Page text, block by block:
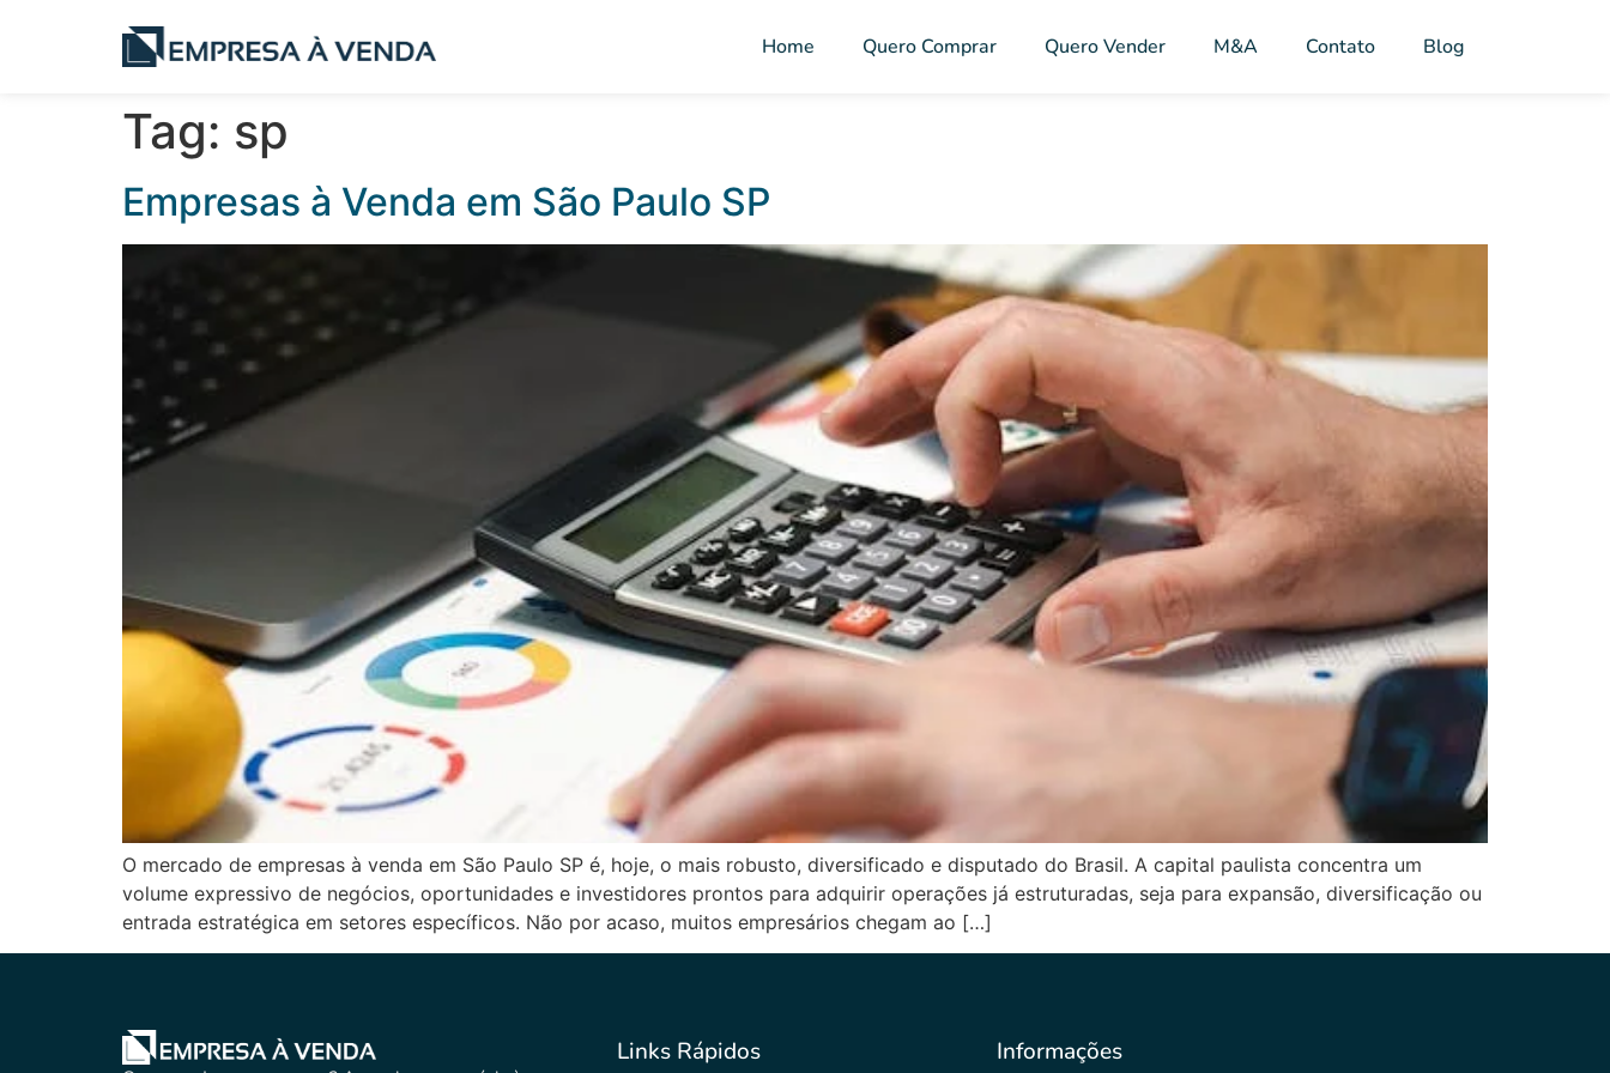
Home Quero Comprar Quero Vender M&A Contato Blog
Tag: sp
Empresas à Venda em São Paulo SP
O mercado de empresas à venda em São Paulo SP é, hoje, o mais robusto, diversificado e disputado do Brasil. A capital paulista concentra um
volume expressivo de negócios, oportunidades e investidores prontos para adquirir operações já estruturadas, seja para expansão, diversificação ou
entrada estratégica em setores específicos. Não por acaso, muitos empresários chegam ao […]
Links Rápidos Informações